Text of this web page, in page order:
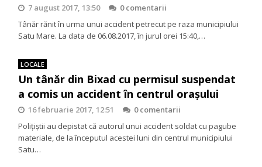
7 august 2017, 13:50
0 comentarii
Tânăr rănit în urma unui accident petrecut pe raza municipiului
Satu Mare. La data de 06.08.2017, în jurul orei 15:40,…
LOCALE
Un tânăr din Bixad cu permisul suspendat
a comis un accident în centrul oraşului
16 februarie 2017, 12:51
0 comentarii
Polițiștii au depistat că autorul unui accident soldat cu pagube
materiale, de la începutul acestei luni din centrul municipiului
Satu…